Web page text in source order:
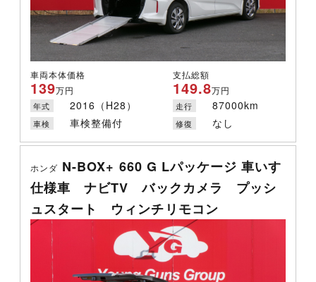
車両本体価格
139万円
支払総額
149.8万円
年式 2016（H28） 走行 87000km
車検 車検整備付 修復 なし
ホンダ N-BOX+ 660 G Lパッケージ 車いす
仕様車 ナビTV バックカメラ プッシ
ュスタート ウィンチリモコン